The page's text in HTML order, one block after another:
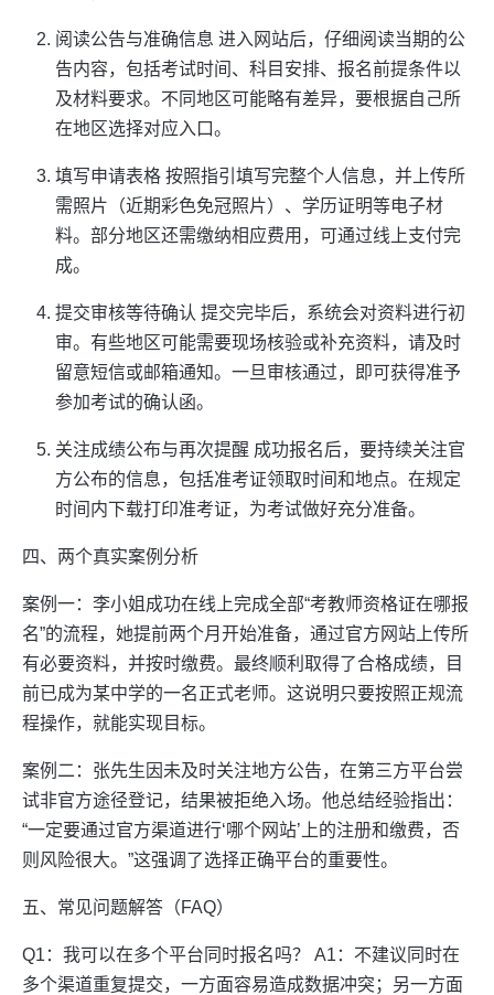
阅读公告与准确信息 进入网站后，仔细阅读当期的公
告内容，包括考试时间、科目安排、报名前提条件以
及材料要求。不同地区可能略有差异，要根据自己所
在地区选择对应入口。
填写申请表格 按照指引填写完整个人信息，并上传所
需照片（近期彩色免冠照片）、学历证明等电子材
料。部分地区还需缴纳相应费用，可通过线上支付完
成。
提交审核等待确认 提交完毕后，系统会对资料进行初
审。有些地区可能需要现场核验或补充资料，请及时
留意短信或邮箱通知。一旦审核通过，即可获得准予
参加考试的确认函。
关注成绩公布与再次提醒 成功报名后，要持续关注官
方公布的信息，包括准考证领取时间和地点。在规定
时间内下载打印准考证，为考试做好充分准备。
四、两个真实案例分析
案例一：李小姐成功在线上完成全部“考教师资格证在哪报
名”的流程，她提前两个月开始准备，通过官方网站上传所
有必要资料，并按时缴费。最终顺利取得了合格成绩，目
前已成为某中学的一名正式老师。这说明只要按照正规流
程操作，就能实现目标。
案例二：张先生因未及时关注地方公告，在第三方平台尝
试非官方途径登记，结果被拒绝入场。他总结经验指出：
“一定要通过官方渠道进行‘哪个网站’上的注册和缴费，否
则风险很大。”这强调了选择正确平台的重要性。
五、常见问题解答（FAQ）
Q1：我可以在多个平台同时报名吗？ A1：不建议同时在
多个渠道重复提交，一方面容易造成数据冲突；另一方面